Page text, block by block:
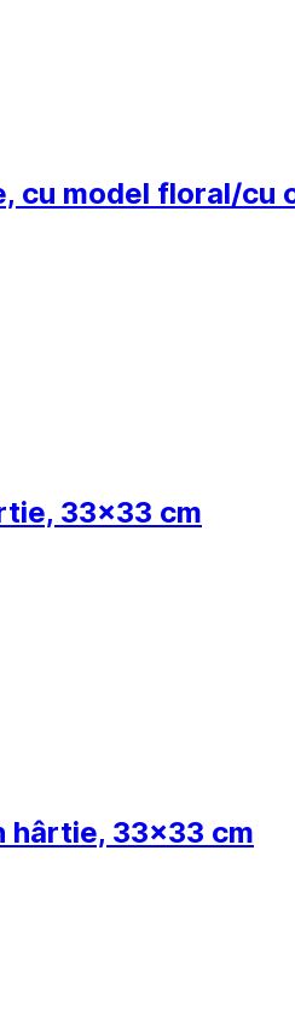
cu model floral/cu
33x33 cm
hârtie, 33x33 cm